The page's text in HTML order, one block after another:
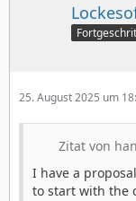
25. August 2025 um
Zitat von
I have a
to start with the